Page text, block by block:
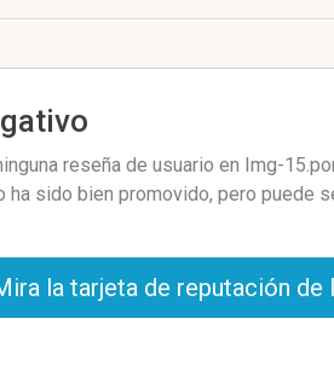
reseña de usuario en Img-
sido bien promovido, pero puede
la tarjeta de reputación de